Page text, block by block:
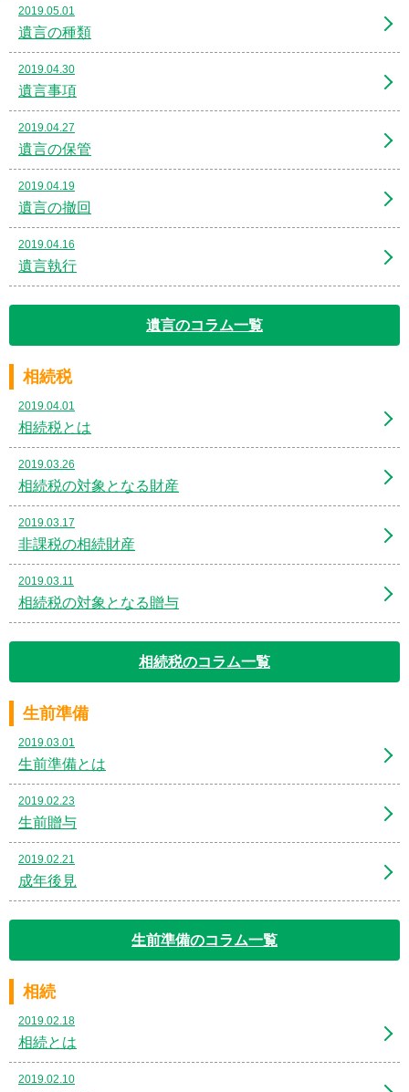
2019.05.01
遺言の種類
2019.04.30
遺言事項
2019.04.27
遺言の保管
2019.04.19
遺言の撤回
2019.04.16
遺言執行
遺言のコラム一覧
相続税
2019.04.01
相続税とは
2019.03.26
相続税の対象となる財産
2019.03.17
非課税の相続財産
2019.03.11
相続税の対象となる贈与
相続税のコラム一覧
生前準備
2019.03.01
生前準備とは
2019.02.23
生前贈与
2019.02.21
成年後見
生前準備のコラム一覧
相続
2019.02.18
相続とは
2019.02.10